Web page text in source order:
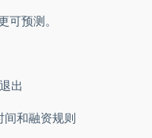
可预测。
出
间和融资规则